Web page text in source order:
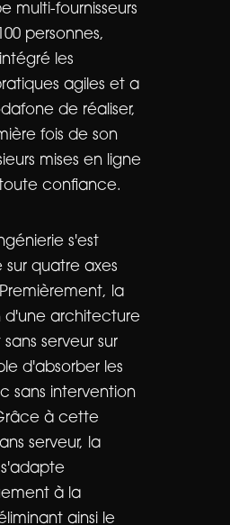
multi-fournisseurs
personnes,
les
agiles et a
de réaliser,
fois de son
mises en ligne
confiance.
s'est
quatre axes
la
architecture
serveur sur
d'absorber les
sans intervention
à cette
serveur, la
à la
ainsi le